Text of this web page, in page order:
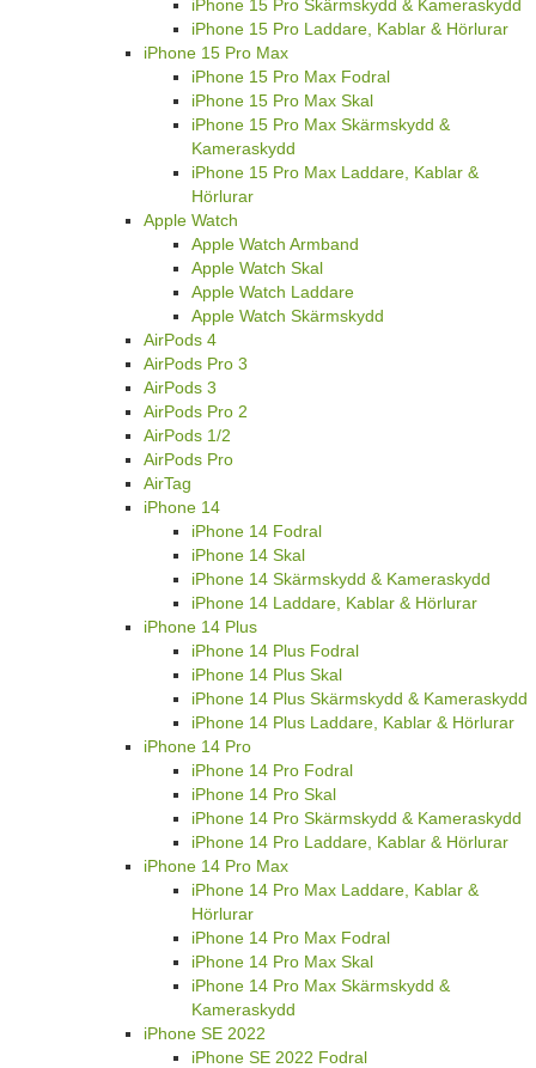
iPhone 15 Pro Skärmskydd & Kameraskydd
iPhone 15 Pro Laddare, Kablar & Hörlurar
iPhone 15 Pro Max
iPhone 15 Pro Max Fodral
iPhone 15 Pro Max Skal
iPhone 15 Pro Max Skärmskydd &
Kameraskydd
iPhone 15 Pro Max Laddare, Kablar &
Hörlurar
Apple Watch
Apple Watch Armband
Apple Watch Skal
Apple Watch Laddare
Apple Watch Skärmskydd
AirPods 4
AirPods Pro 3
AirPods 3
AirPods Pro 2
AirPods 1/2
AirPods Pro
AirTag
iPhone 14
iPhone 14 Fodral
iPhone 14 Skal
iPhone 14 Skärmskydd & Kameraskydd
iPhone 14 Laddare, Kablar & Hörlurar
iPhone 14 Plus
iPhone 14 Plus Fodral
iPhone 14 Plus Skal
iPhone 14 Plus Skärmskydd & Kameraskydd
iPhone 14 Plus Laddare, Kablar & Hörlurar
iPhone 14 Pro
iPhone 14 Pro Fodral
iPhone 14 Pro Skal
iPhone 14 Pro Skärmskydd & Kameraskydd
iPhone 14 Pro Laddare, Kablar & Hörlurar
iPhone 14 Pro Max
iPhone 14 Pro Max Laddare, Kablar &
Hörlurar
iPhone 14 Pro Max Fodral
iPhone 14 Pro Max Skal
iPhone 14 Pro Max Skärmskydd &
Kameraskydd
iPhone SE 2022
iPhone SE 2022 Fodral